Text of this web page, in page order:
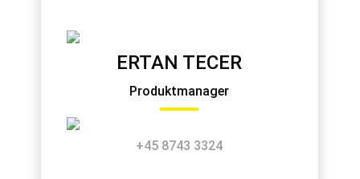
ERTAN TECER
Produktmanager
+45 8743 3324